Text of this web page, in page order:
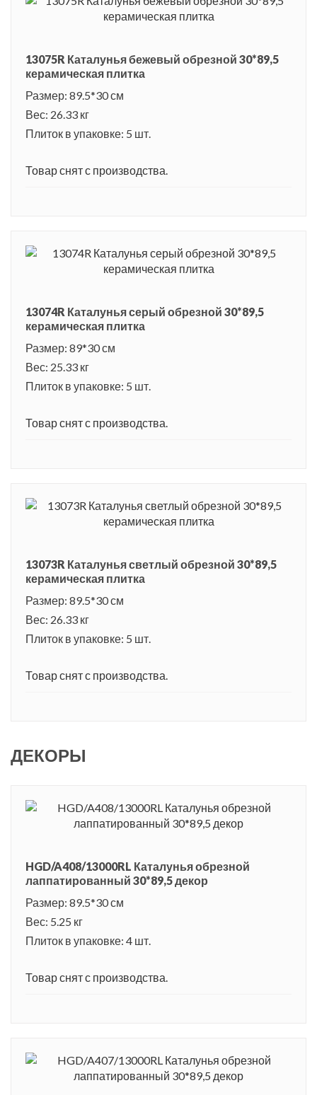
13075R Каталунья бежевый обрезной 30*89,5
керамическая плитка
Размер: 89.5*30 см
Вес: 26.33 кг
Плиток в упаковке: 5 шт.
Товар снят с производства.
13074R Каталунья серый обрезной 30*89,5
керамическая плитка
Размер: 89*30 см
Вес: 25.33 кг
Плиток в упаковке: 5 шт.
Товар снят с производства.
13073R Каталунья светлый обрезной 30*89,5
керамическая плитка
Размер: 89.5*30 см
Вес: 26.33 кг
Плиток в упаковке: 5 шт.
Товар снят с производства.
ДЕКОРЫ
HGD/A408/13000RL Каталунья обрезной
лаппатированный 30*89,5 декор
Размер: 89.5*30 см
Вес: 5.25 кг
Плиток в упаковке: 4 шт.
Товар снят с производства.